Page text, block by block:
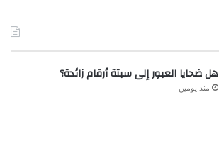
هل ضحايا العبور إلى سبتة أرقام زائدة؟
منذ يومين